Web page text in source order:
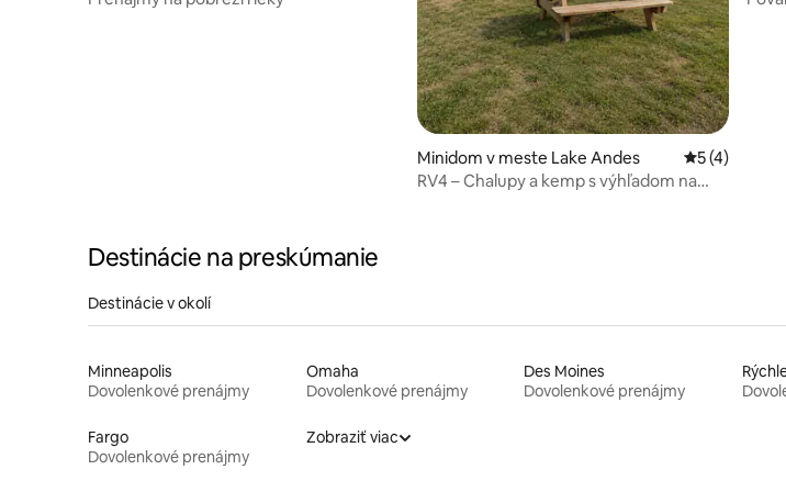
Minidom v meste Lake Andes Priemerné
5 (4)
RV4 – Chalupy a kemp s výhľadom na
Destinácie na preskúmanie
Destinácie v okolí
Minneapolis
Dovolenkové prenájmy
Omaha
Dovolenkové prenájmy
Des Moines
Dovolenkové prenájmy
Fargo
Dovolenkové prenájmy
Zobraziť viac